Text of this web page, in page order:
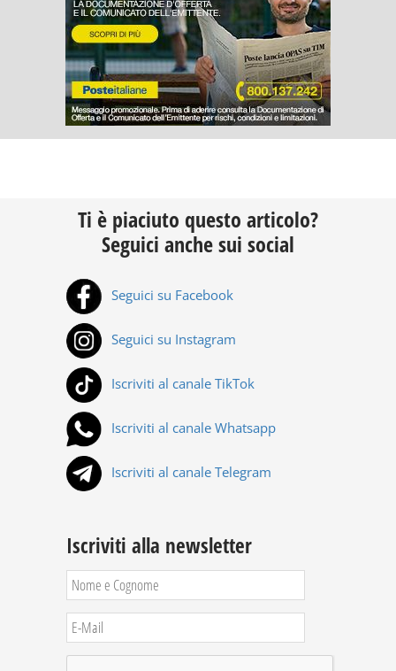
Ti è piaciuto questo articolo?
Seguici anche sui social
Seguici su Facebook
Seguici su Instagram
Iscriviti al canale TikTok
Iscriviti al canale Whatsapp
Iscriviti al canale Telegram
Iscriviti alla newsletter